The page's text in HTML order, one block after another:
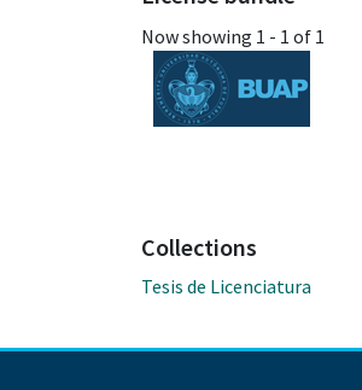
Now showing 1 - 1 of 1
Collections
Tesis de Licenciatura